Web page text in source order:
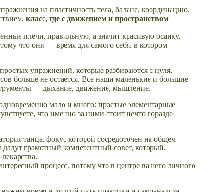
на пластичность тела, баланс, координацию.
класс, где с движением и пространством
плечи, правильную, а значит красивую осанку,
что они — время для самого себя, в котором
упражнений, которые разбираются с нуля,
больше не остается. Все наши маленькие и большие
— дыхание, движение, мышление.
мало и много: простые элементарные
что именно за ними стоит нечто гораздо
танца, фокус которой сосредоточен на общем
дадут грамотный компетентный совет, который,
процесс, потому что в центре вашего личного